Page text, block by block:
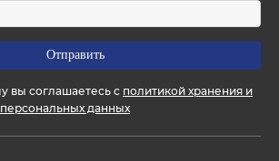
вы соглашаетесь с политикой хранения и
данных